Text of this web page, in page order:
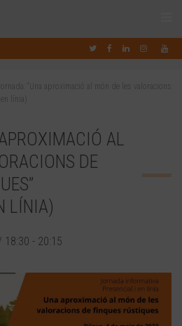
Jornada: “Una aproximació al món de les valoracions
línia)
AL
DE
LÍNIA)
18:30 - 20:15